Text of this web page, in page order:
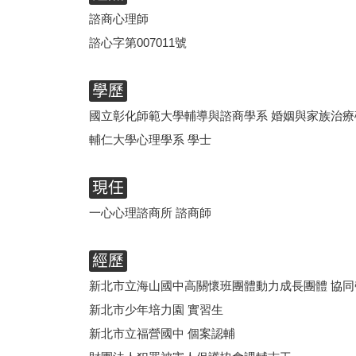
諮商心理師
諮心字第007011號
學歷
國立彰化師範大學輔導與諮商學系 婚姻與家族治
輔仁大學心理學系 學士
現任
一心心理諮商所 諮商師
經歷
新北市立海山國中高關懷班團體動力成長團體 協
新北市少年培力園 實習生
新北市立福營國中 個案認輔